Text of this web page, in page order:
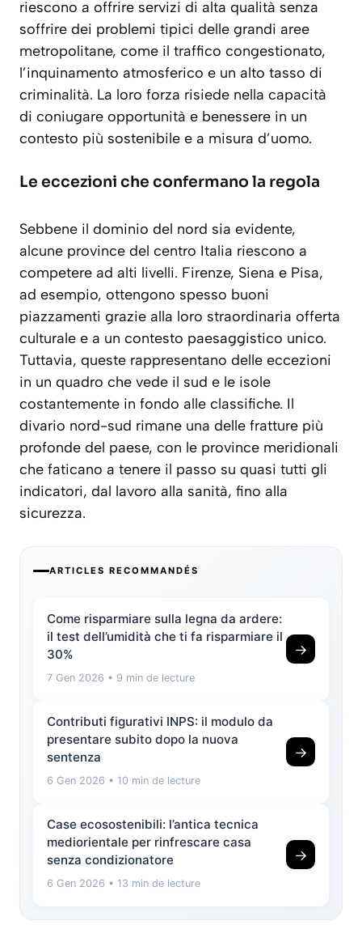
riescono a offrire servizi di alta qualità senza
soffrire dei problemi tipici delle grandi aree
metropolitane, come il traffico congestionato,
l’inquinamento atmosferico e un alto tasso di
criminalità. La loro forza risiede nella capacità
di coniugare opportunità e benessere in un
contesto più sostenibile e a misura d’uomo.
Le eccezioni che confermano la regola
Sebbene il dominio del nord sia evidente,
alcune province del centro Italia riescono a
competere ad alti livelli. Firenze, Siena e Pisa,
ad esempio, ottengono spesso buoni
piazzamenti grazie alla loro straordinaria offerta
culturale e a un contesto paesaggistico unico.
Tuttavia, queste rappresentano delle eccezioni
in un quadro che vede il sud e le isole
costantemente in fondo alle classifiche. Il
divario nord-sud rimane una delle fratture più
profonde del paese, con le province meridionali
che faticano a tenere il passo su quasi tutti gli
indicatori, dal lavoro alla sanità, fino alla
sicurezza.
ARTICLES RECOMMANDÉS
Come risparmiare sulla legna da ardere:
il test dell’umidità che ti fa risparmiare il
30%
7 Gen 2026 • 9 min de lecture
→
Contributi figurativi INPS: il modulo da
presentare subito dopo la nuova
sentenza
6 Gen 2026 • 10 min de lecture
→
Case ecosostenibili: l’antica tecnica
mediorientale per rinfrescare casa
senza condizionatore
6 Gen 2026 • 13 min de lecture
→